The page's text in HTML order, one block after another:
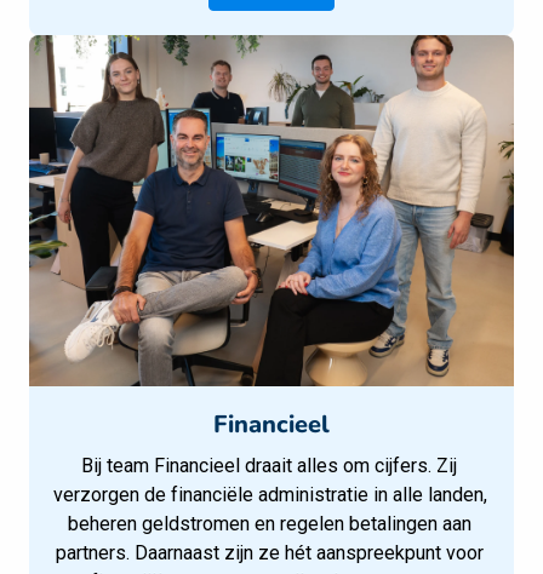
Financieel
Bij team Financieel draait alles om cijfers. Zij
verzorgen de financiële administratie in alle landen,
beheren geldstromen en regelen betalingen aan
partners. Daarnaast zijn ze hét aanspreekpunt voor